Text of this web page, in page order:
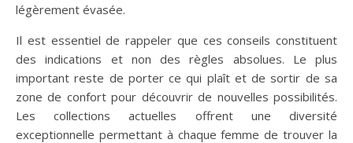
légèrement évasée.
Il est essentiel de rappeler que ces conseils constituent
des indications et non des règles absolues. Le plus
important reste de porter ce qui plaît et de sortir de sa
zone de confort pour découvrir de nouvelles possibilités.
Les collections actuelles offrent une diversité
exceptionnelle permettant à chaque femme de trouver la